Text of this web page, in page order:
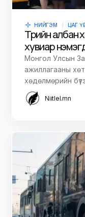
НИЙГЭМ ЦАГ
Төрийн албан
хувиар
Монгол Улсын
ажиллагааны
хөдөлмөрийн
Niitlel.mn